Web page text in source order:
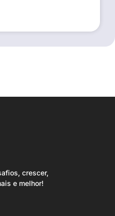
crescer,
e melhor!